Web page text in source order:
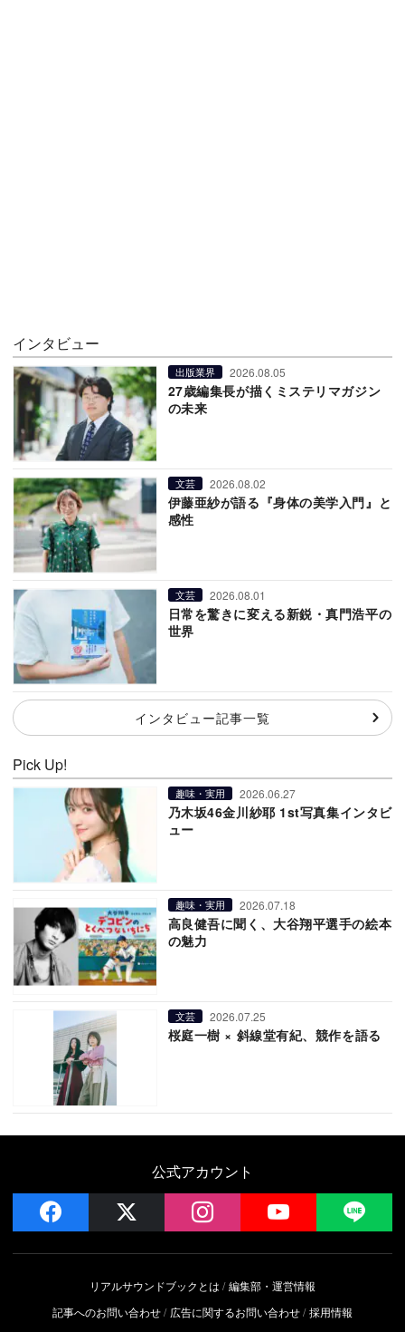
インタビュー
出版業界 2026.08.05
27歳編集長が描くミステリマガジン
の未来
文芸 2026.08.02
伊藤亜紗が語る『身体の美学入門』と
感性
文芸 2026.08.01
日常を驚きに変える新鋭・真門浩平の
世界
インタビュー記事一覧
Pick Up!
趣味・実用 2026.06.27
乃木坂46金川紗耶 1st写真集インタビ
ュー
趣味・実用 2026.07.18
高良健吾に聞く、大谷翔平選手の絵本
の魅力
文芸 2026.07.25
桜庭一樹 × 斜線堂有紀、競作を語る
公式アカウント
facebook instagram YouTube
リアルサウンドブックとは
編集部・運営情報
記事へのお問い合わせ
広告に関するお問い合わせ 採用情報